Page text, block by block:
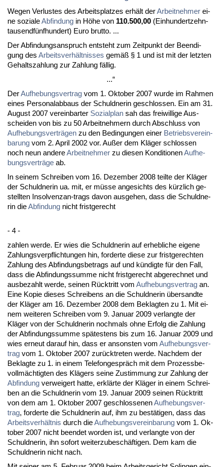
We­gen Ver­lus­tes des Ar­beits­plat­zes erhält derAr­beit­neh­mer ei­
ne so­zia­leAb­fin­dung in Höhe von 110.500,00 (Ein­hun­dert­zehn­
tau­sendfünf­hun­dert) Eu­ro brut­to. ...
Der Ab­fin­dungs­an­spruch ent­steht zum Zeit­punkt der Be­en­di­
gung des Ar­beits­verhält­nis­ses gemäß § 1 und ist mit der letz­ten
Ge­halts­zah­lung zur Zah­lung fällig.
...“
DerAuf­he­bungs­ver­trag vom 1. Ok­to­ber 2007 wur­de im Rah­men
ei­nes Per­so­nal­ab­baus der Schuld­ne­rin ge­schlos­sen. Ein am 31.
Au­gust 2007 ver­ein­bar­ter So­zi­al­plan sah das frei­wil­li­ge Aus­
schei­den von bis zu 50 Ar­beit­neh­mern durch Ab­schluss von
Auf­he­bungs­verträgen zu den Be­din­gun­gen ei­ner Be­triebs­ver­ein­
ba­rung vom 2. April 2002 vor. Außer dem Kläger schlos­sen
noch neun an­de­reAr­beit­neh­mer zu die­sen Kon­di­tio­nenAuf­he­
bungs­verträge ab.
In sei­nem Schrei­ben vom 16. De­zem­ber 2008 teil­te der Kläger
der Schuld­ne­rin ua. mit, er müsse an­ge­sichts des kürz­lich ge­
stell­ten In­sol­venz­an-trags da­von aus­ge­hen, dass die Schuld­ne­
rin dieAb­fin­dung nicht frist­ge­recht
- 4 -
zah­len wer­de. Er wies die Schuld­ne­rin auf er­heb­li­che ei­ge­ne
Zah­lungs­ver­pflich­tun­gen hin, for­der­te die­se zur frist­ge­rech­ten
Zah­lung des Ab­fin­dungs­be­trags auf und kündig­te für den Fall,
dass die Ab­fin­dungs­sum­me nicht frist­ge­recht ab­ge­rech­net und
aus­be­zahlt wer­de, sei­nen Rück­tritt vom Auf­he­bungs­ver­trag an.
Ei­ne Ko­pie die­ses Schrei­bens an die Schuld­ne­rin über­sand­te
der Kläger am 16. De­zem­ber 2008 dem Be­klag­ten zu 1. Mit ei­
nem wei­te­ren Schrei­ben vom 9. Ja­nu­ar 2009 ver­lang­te der
Kläger von der Schuld­ne­rin noch­mals oh­ne Er­folg die Zah­lung
der Ab­fin­dungs­sum­me spätes­tens bis zum 16. Ja­nu­ar 2009 und
wies er­neut dar­auf hin, dass er an­sons­ten vom Auf­he­bungs­ver­
trag vom 1. Ok­to­ber 2007 zurück­tre­ten wer­de. Nach­dem der
Be­klag­te zu 1. in ei­nem Te­le­fon­gespräch mit dem Pro­zess­be­
vollmäch­tig­ten des Klägers sei­ne Zu­stim­mung zur Zah­lung der
Ab­fin­dung ver­wei­gert hat­te, erklärte der Kläger in ei­nem Schrei­
ben an die Schuld­ne­rin vom 19. Ja­nu­ar 2009 sei­nen Rück­tritt
von dem am 1. Ok­to­ber 2007 ge­schlos­se­nenAuf­he­bungs­ver­
trag, for­der­te die Schuld­ne­rin auf, ihm zu bestäti­gen, dass das
Ar­beits­verhält­nis durch dieAuf­he­bungs­ver­ein­ba­rung vom 1. Ok­
to­ber 2007 nicht be­en­det wor­den ist, und ver­lang­te von der
Schuld­ne­rin, ihn so­fort wei­ter­zu­beschäfti­gen. Dem kam die
Schuld­ne­rin nicht nach.